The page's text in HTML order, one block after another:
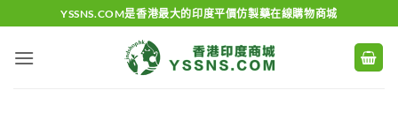
to
content
YSSNS.COM是香港最大的印度平價仿製藥在線購物商城